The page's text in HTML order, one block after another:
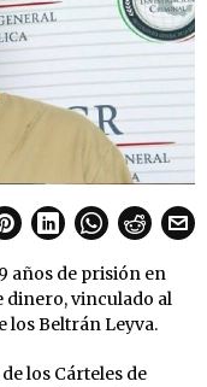
años de prisión en
dinero, vinculado al
los Beltrán Leyva.
los Cárteles de